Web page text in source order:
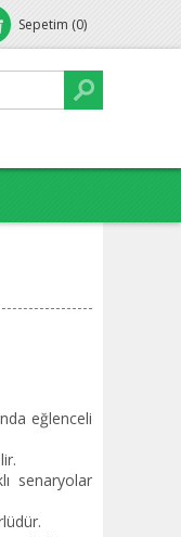
Sepetim (0)
eğlenceli
senaryolar